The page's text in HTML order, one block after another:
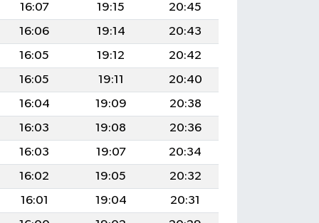
16:07
19:15
20:45
16:06
19:14
20:43
16:05
19:12
20:42
16:05
19:11
20:40
16:04
19:09
20:38
16:03
19:08
20:36
16:03
19:07
20:34
16:02
19:05
20:32
16:01
19:04
20:31